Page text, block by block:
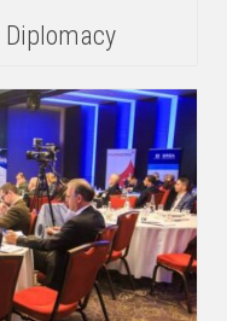
Diplomacy